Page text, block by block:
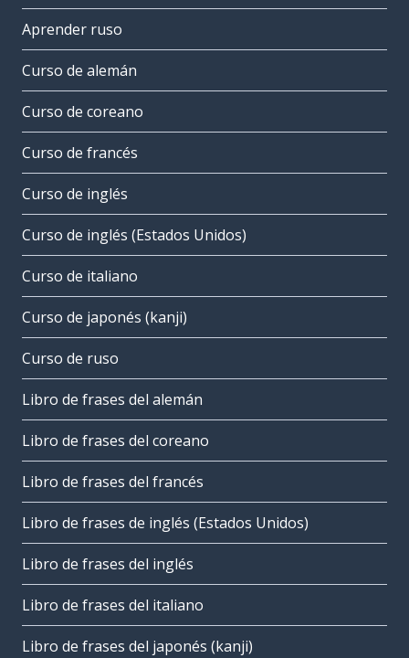
Aprender ruso
Curso de alemán
Curso de coreano
Curso de francés
Curso de inglés
Curso de inglés (Estados Unidos)
Curso de italiano
Curso de japonés (kanji)
Curso de ruso
Libro de frases del alemán
Libro de frases del coreano
Libro de frases del francés
Libro de frases de inglés (Estados Unidos)
Libro de frases del inglés
Libro de frases del italiano
Libro de frases del japonés (kanji)